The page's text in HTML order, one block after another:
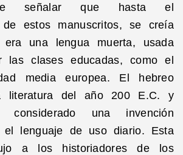
señalar que hasta el
de estos manuscritos, se creía
una lengua muerta, usada
las clases educadas, como el
media europea. El hebreo
literatura del año 200 E.C. y
considerado una invención
el lenguaje de uso diario. Esta
a los historiadores de los